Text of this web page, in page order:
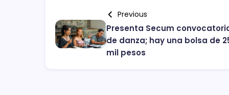
Previous
Presenta Secum
de danza; hay una bolsa de
mil pesos